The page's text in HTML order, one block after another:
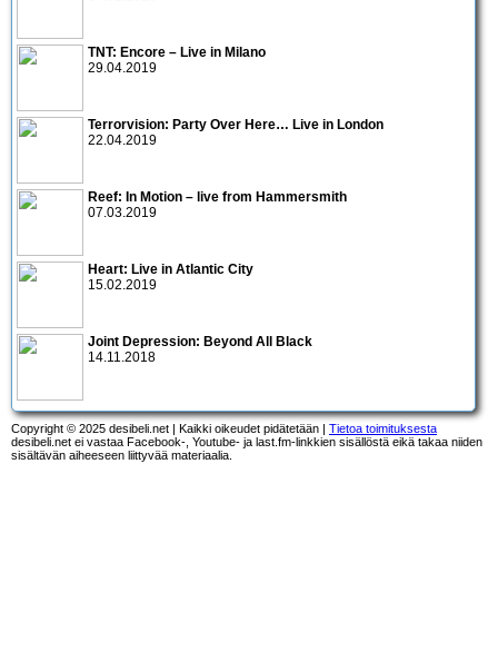
TNT: Encore – Live in Milano
29.04.2019
Terrorvision: Party Over Here… Live in London
22.04.2019
Reef: In Motion – live from Hammersmith
07.03.2019
Heart: Live in Atlantic City
15.02.2019
Joint Depression: Beyond All Black
14.11.2018
Copyright © 2025 desibeli.net | Kaikki oikeudet pidätetään | Tietoa toimituksesta
desibeli.net ei vastaa Facebook-, Youtube- ja last.fm-linkkien sisällöstä eikä takaa niiden
sisältävän aiheeseen liittyvää materiaalia.